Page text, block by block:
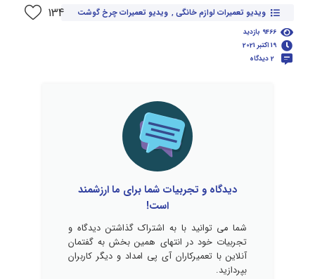
9466 بازدید
19 اکتبر 2021
2 دیدگاه
ویدیو تعمیرات لوازم خانگی , ویدیو تعمیرات چرخ گوشت 134
دیدگاه و تجربیات شما برای ما ارزشمند
است!
شما می توانید با به اشتراک گذاشتن دیدگاه و
تجربیات خود در انتهای همین بخش به گفتمان
آنلاین با تعمیرکاران آی پی امداد و دیگر کاربران
بپردازید.